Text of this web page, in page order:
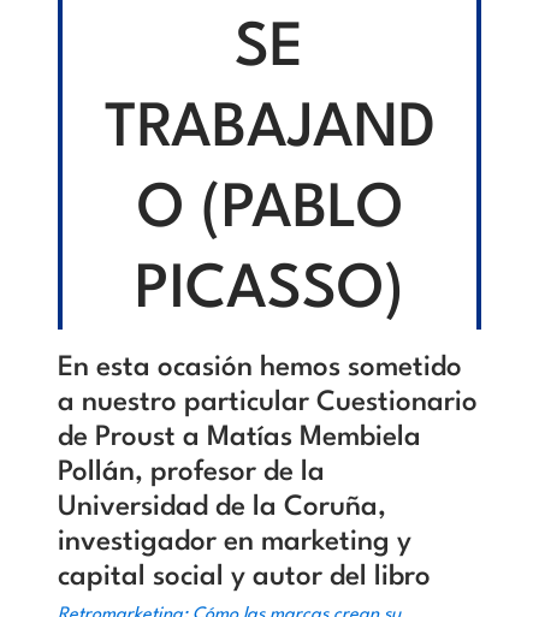
SE
TRABAJAND
O (PABLO
PICASSO)
En esta ocasión hemos sometido
a nuestro particular Cuestionario
de Proust a Matías Membiela
Pollán, profesor de la
Universidad de la Coruña,
investigador en marketing y
capital social yautor del libro